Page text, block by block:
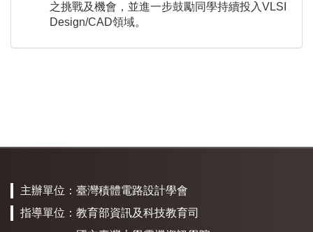
之挑戰及機會，並進一步鼓勵同學持續投入VLSI
Design/CAD領域。
主辦單位： 臺灣積體電路設計學會
指導單位： 教育部資訊及科技教育司